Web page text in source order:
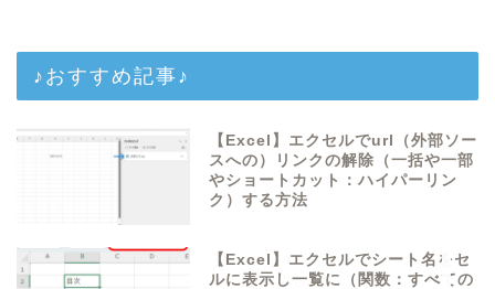
♪おすすめ記事♪
【Excel】エクセルでurl（外部ソー
スへの）リンクの解除（一括や一部
やショートカット：ハイパーリン
ク）する方法
【Excel】エクセルでシート名をセ
ルに表示し一覧に（関数：すべての
Python
ビジネス